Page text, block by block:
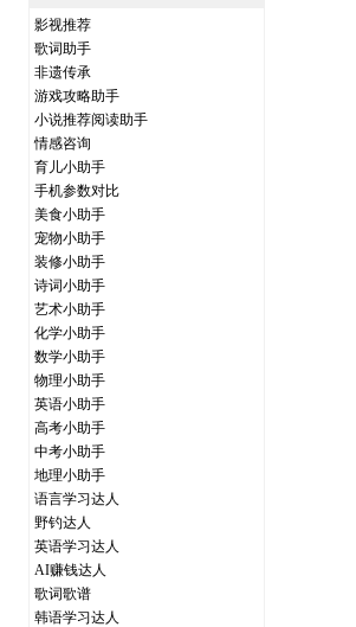
影视推荐
歌词助手
非遗传承
游戏攻略助手
小说推荐阅读助手
情感咨询
育儿小助手
手机参数对比
美食小助手
宠物小助手
装修小助手
诗词小助手
艺术小助手
化学小助手
数学小助手
物理小助手
英语小助手
高考小助手
中考小助手
地理小助手
语言学习达人
野钓达人
英语学习达人
AI赚钱达人
歌词歌谱
韩语学习达人